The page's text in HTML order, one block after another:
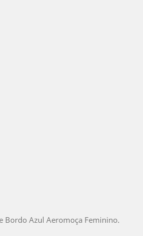
Bordo Azul Aeromoça Feminino.